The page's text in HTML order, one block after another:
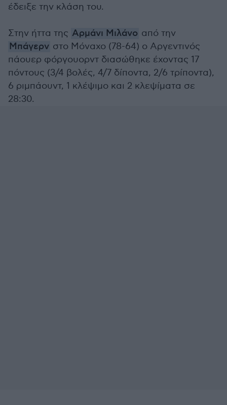
έδειξε την κλάση του.
Στην ήττα της Αρμάνι Μιλάνο από την
Μπάγερν στο Μόναχο (78-64) ο Αργεντινός
πάουερ φόργουορντ διασώθηκε έχοντας 17
πόντους (3/4 βολές, 4/7 δίποντα, 2/6 τρίποντα),
6 ριμπάουντ, 1 κλέψιμο και 2 κλεψίματα σε
28:30.